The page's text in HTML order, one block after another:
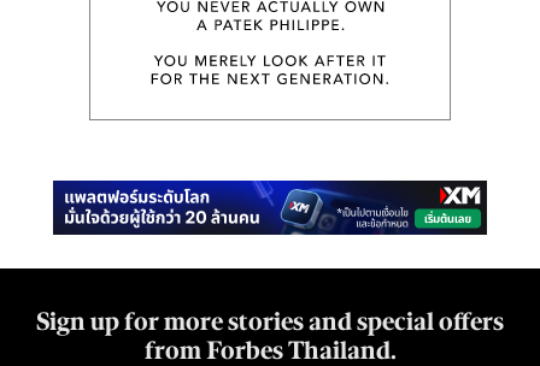
Sign up for more stories and special offers
from Forbes Thailand.